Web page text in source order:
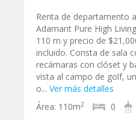
Renta de departamento
Adamant Pure High
110 m y precio de
incluido. Consta de sala
recámaras con clóset y
vista al campo de golf,
o... Ver más detalles
Área: 110m2 0